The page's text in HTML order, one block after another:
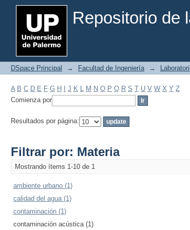
Repositorio de
Filtrar por: Materia
DSpace Principal → Facultad de Ingeniería →
A B C D E F G H J K L M N O P Q R S T U V W X Y Z
Comienza por
Resultados por página:
Filtrar por: Materia
Mostrando ítems 1-10 de 1
ambiente urbano (1)
calidad del agua (1)
contaminación (1)
contaminación acústica (1)